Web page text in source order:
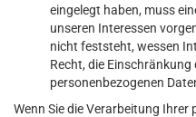
eingelegt haben, muss
unseren Interessen
nicht feststeht, wessen
Recht, die
personenbezogenen
Wenn Sie die Verarbeitung Ihrer